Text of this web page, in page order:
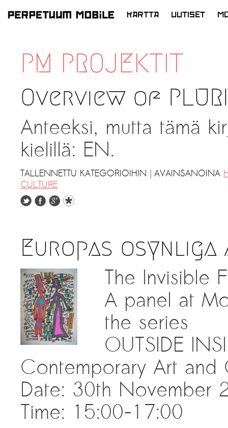
SIIRRY
KARTTA UUTISET
PM PROJEKTIT
Overview of
Anteeksi, mutta tämä
kielillä: EN.
TALLENNETTU KATEGORIOIHIN | AVAINSANOINA
CULTURE
Europas osynliga
The Invisible
A panel at
the series
OUTSIDE
Contemporary Art and
Date: 30th November
Time: 15:00-17:00